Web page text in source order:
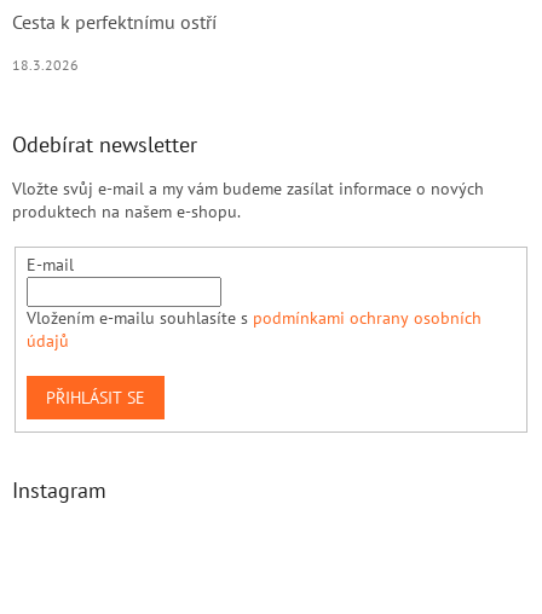
Cesta k perfektnímu ostří
18.3.2026
Odebírat newsletter
Vložte svůj e-mail a my vám budeme zasílat informace o nových
produktech na našem e-shopu.
E-mail
Vložením e-mailu souhlasíte s podmínkami ochrany osobních
údajů
PŘIHLÁSIT SE
Instagram